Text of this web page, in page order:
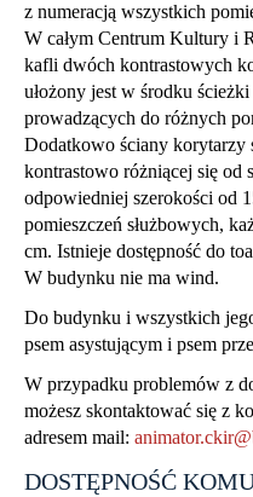
z numeracją wszystkich
W całym Centrum Kultury i
kafli dwóch kontrastowych
ułożony jest w środku
prowadzących do różnych
Dodatkowo ściany korytarzy
kontrastowo różniącej się od
odpowiedniej szerokości od
pomieszczeń służbowych,
cm. Istnieje dostępność do
W budynku nie ma wind.
Do budynku i wszystkich
psem asystującym i psem
W przypadku problemów z
możesz skontaktować się z
adresem mail:
DOSTĘPNOŚĆ